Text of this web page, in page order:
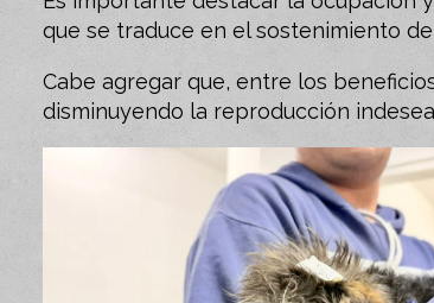
que se traduce en el sostenimiento
Cabe agregar que, entre los
disminuyendo la reproducción